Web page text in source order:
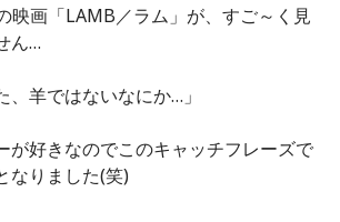
映画「LAMB／ラム」が、すご～く見
ん…
、羊ではないなにか…」
が好きなのでこのキャッチフレーズで
なりました(笑)